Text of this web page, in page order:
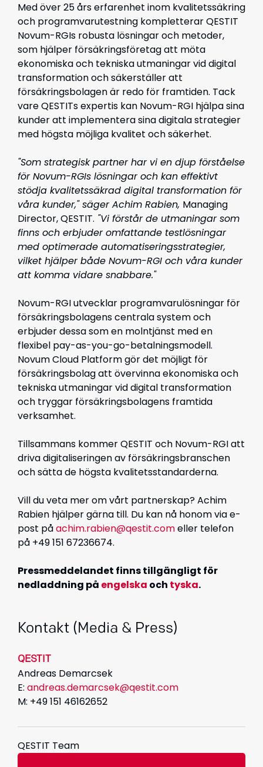
Med över 25 års erfarenhet inom kvalitetssäkring
och programvarutestning kompletterar QESTIT
Novum-RGIs robusta lösningar och metoder,
som hjälper försäkringsföretag att möta
ekonomiska och tekniska utmaningar vid digital
transformation och säkerställer att
försäkringsbolagen är redo för framtiden. Tack
vare QESTITs expertis kan Novum-RGI hjälpa sina
kunder att implementera sina digitala strategier
med högsta möjliga kvalitet och säkerhet.
"Som strategisk partner har vi en djup förståelse
för Novum-RGIs lösningar och kan effektivt
stödja kvalitetssäkrad digital transformation för
våra kunder," säger Achim Rabien, Managing
Director, QESTIT. "Vi förstår de utmaningar som
finns och erbjuder omfattande testlösningar
med optimerade automatiseringsstrategier,
vilket hjälper både Novum-RGI och våra kunder
att komma vidare snabbare."
Novum-RGI utvecklar programvarulösningar för
försäkringsbolagens centrala system och
erbjuder dessa som en molntjänst med en
flexibel pay-as-you-go-betalningsmodell.
Novum Cloud Platform gör det möjligt för
försäkringsbolag att övervinna ekonomiska och
tekniska utmaningar vid digital transformation
och tryggar försäkringsbolagens framtida
verksamhet.
Tillsammans kommer QESTIT och Novum-RGI att
driva digitaliseringen av försäkringsbranschen
och sätta de högsta kvalitetsstandarderna.
Vill du veta mer om vårt partnerskap? Achim
Rabien hjälper gärna till. Du kan nå honom via e-
post påachim.rabien@qestit.comeller telefon
på +49 151 67236674.
Pressmeddelandet finns tillgängligt för
nedladdning på engelska och tyska.
Kontakt (Media & Press)
QESTIT
Andreas Demarcsek
E: andreas.demarcsek@qestit.com
M: +49 151 46162652
QESTIT Team